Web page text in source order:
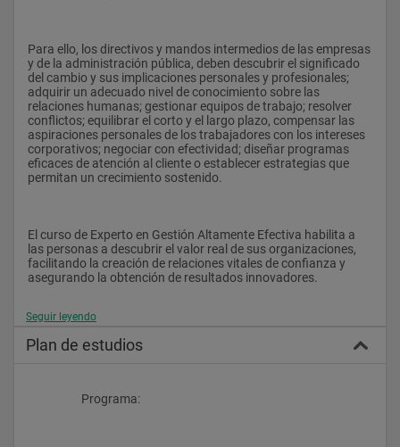
Para ello, los directivos y mandos intermedios de las empresas
y de la administración pública, deben descubrir el significado
del cambio y sus implicaciones personales y profesionales;
adquirir un adecuado nivel de conocimiento sobre las
relaciones humanas; gestionar equipos de trabajo; resolver
conflictos; equilibrar el corto y el largo plazo, compensar las
aspiraciones personales de los trabajadores con los intereses
corporativos; negociar con efectividad; diseñar programas
eficaces de atención al cliente o establecer estrategias que
permitan un crecimiento sostenido.
El curso de Experto en Gestión Altamente Efectiva habilita a
las personas a descubrir el valor real de sus organizaciones,
facilitando la creación de relaciones vitales de confianza y
asegurando la obtención de resultados innovadores.
miembro de las siguientes instituciones que garantizan y
certifican la calidad de nuestros estudios:
Seguir leyendo
Plan de estudios
                    Programa: